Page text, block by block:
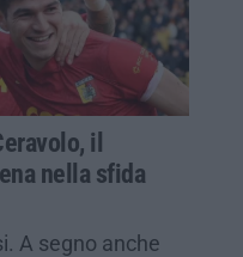
il
nella sfida
A segno anche